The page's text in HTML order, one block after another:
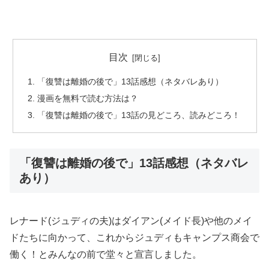
目次
「復讐は離婚の後で」13話感想（ネタバレあり）
漫画を無料で読む方法は？
「復讐は離婚の後で」13話の見どころ、読みどころ！
「復讐は離婚の後で」13話感想（ネタバレ
あり）
レナード(ジュディの夫)はダイアン(メイド長)や他のメイ
ドたちに向かって、これからジュディもキャンプス商会で
働く！とみんなの前で堂々と宣言しました。